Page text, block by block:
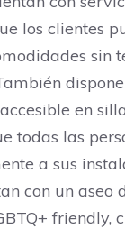
los clientes
sin
en
todas las
a sus
con un aseo
friendly,